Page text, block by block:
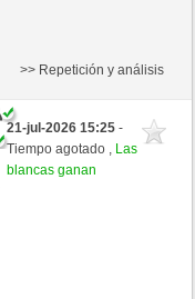
>> Repetición y análisis
21-jul-2026 15:25-
Tiempo agotado , Las
blancas ganan